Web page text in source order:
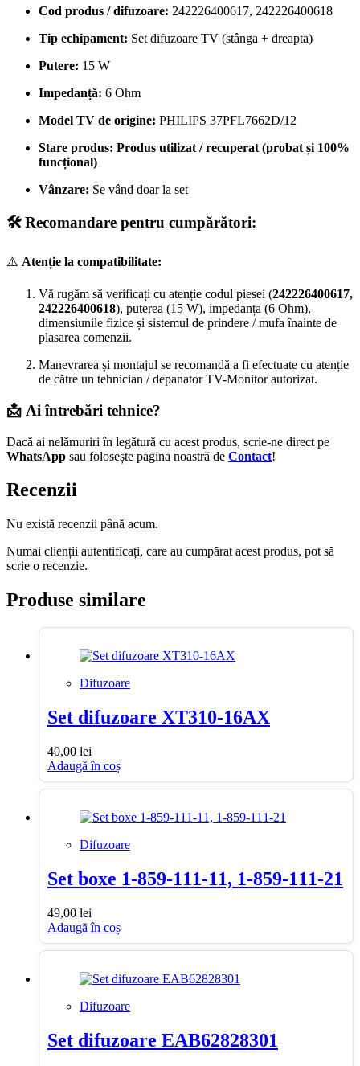
Cod produs / difuzoare: 242226400617, 242226400618
Tip echipament: Set difuzoare TV (stânga + dreapta)
Putere: 15 W
Impedanță: 6 Ohm
Model TV de origine: PHILIPS 37PFL7662D/12
Stare produs: Produs utilizat / recuperat (probat și 100%
funcțional)
Vânzare: Se vând doar la set
🛠️ Recomandare pentru cumpărători:
⚠️ Atenție la compatibilitate:
Vă rugăm să verificați cu atenție codul piesei (242226400617,
242226400618), puterea (15 W), impedanța (6 Ohm),
dimensiunile fizice și sistemul de prindere / mufa înainte de
plasarea comenzii.
Manevrarea și montajul se recomandă a fi efectuate cu atenție
de către un tehnician / depanator TV-Monitor autorizat.
📩 Ai întrebări tehnice?
Dacă ai nelămuriri în legătură cu acest produs, scrie-ne direct pe
WhatsApp sau folosește pagina noastră de Contact!
Recenzii
Nu există recenzii până acum.
Numai clienții autentificați, care au cumpărat acest produs, pot să
scrie o recenzie.
Produse similare
Difuzoare
Set difuzoare XT310-16AX
40,00 lei
Adaugă în coș
Difuzoare
Set boxe 1-859-111-11, 1-859-111-21
49,00 lei
Adaugă în coș
Difuzoare
Set difuzoare EAB62828301